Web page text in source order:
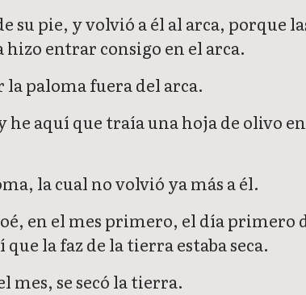
pie, y volvió a él al arca, porque
entrar consigo en el arca.
la paloma fuera del arca.
aquí que traía una hoja de olivo
la cual no volvió ya más a él.
en el mes primero, el día primero
la faz de la tierra estaba seca.
mes, se secó la tierra.